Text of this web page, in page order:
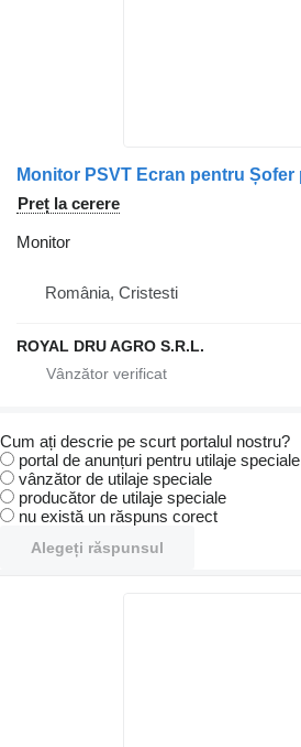
Preț la cerere
Monitor
România, Cristesti
ROYAL DRU AGRO S.R.L.
Cum ați descrie pe scurt portalul nostru?
portal de anunțuri pentru utilaje speciale
vânzător de utilaje speciale
producător de utilaje speciale
nu există un răspuns corect
Alegeți răspunsul